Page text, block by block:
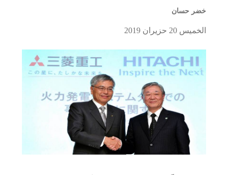
خضر حسان
الخميس 20 حزيران 2019